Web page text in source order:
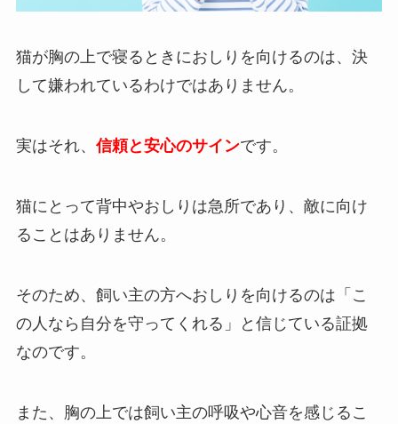
猫が胸の上で寝るときにおしりを向けるのは、決
して嫌われているわけではありません。
実はそれ、 信頼と安心のサインです。
猫にとって背中やおしりは急所であり、敵に向け
ることはありません。
そのため、飼い主の方へおしりを向けるのは「こ
の人なら自分を守ってくれる」と信じている証拠
なのです。
また、胸の上では飼い主の呼吸や心音を感じるこ